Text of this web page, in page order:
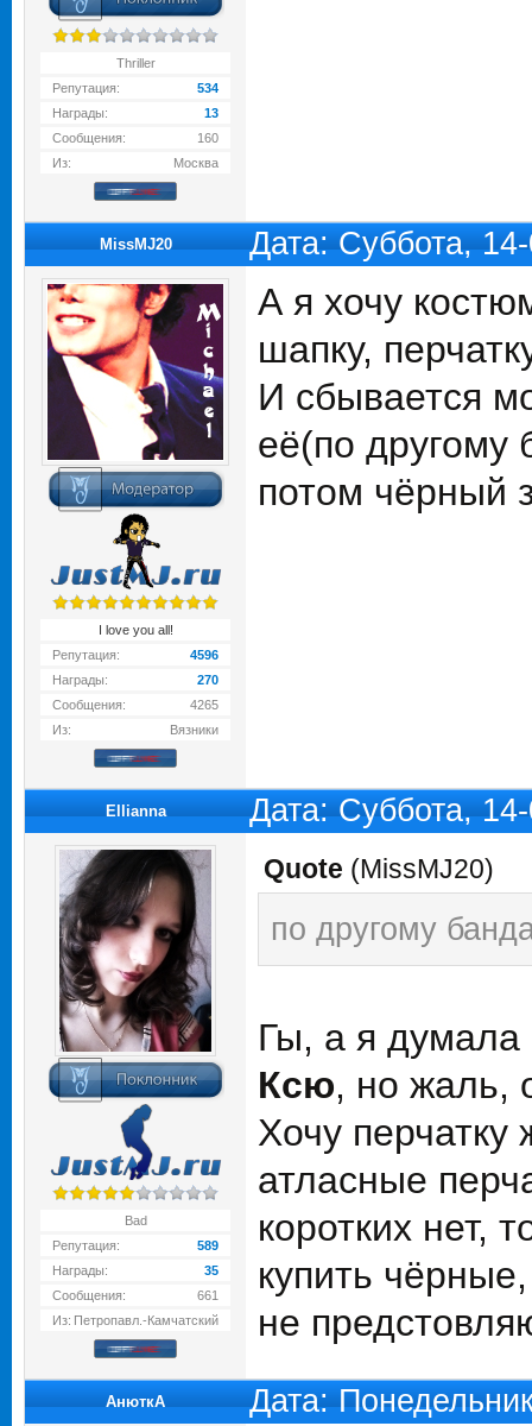
Thriller
Репутация:
534
Награды:
13
Сообщения:
160
Из:
Москва
MissMJ20 Дата: Суббота,
I love you all!
Репутация:
4596
Награды:
270
Сообщения:
4265
Из:
Вязники
А я хочу
шапку,
И сбывается
её(по другому
потом чёрный
Ellianna Дата: Суббота,
Bad
Репутация:
589
Награды:
35
Сообщения:
661
Из: Петропавл.-Камчатский
Quote (MissMJ20)
по другому
Гы, а я думала
Ксю, но жаль,
Хочу перчатку
атласные
коротких нет,
купить
не
АнюткA Дата: